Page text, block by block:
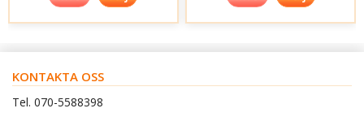
KONTAKTA OSS
Tel. 070-5588398